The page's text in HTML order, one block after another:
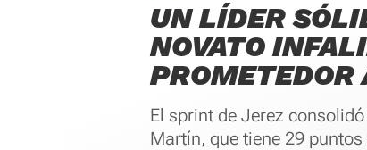
UN LÍDER
NOVATO
PROMETEDOR
El sprint de Jerez
Martín, que tiene 29